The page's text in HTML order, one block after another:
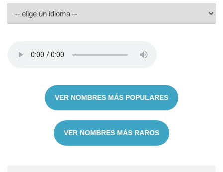
VER NOMBRES MÁS POPULARES
VER NOMBRES MÁS RAROS